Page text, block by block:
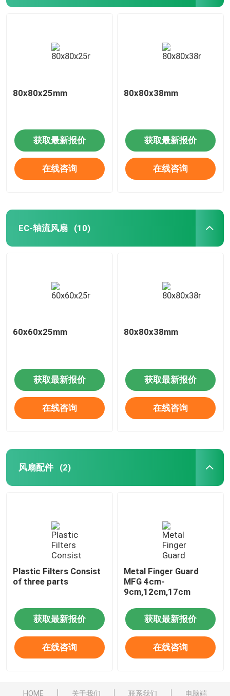
80x80x25mm
获取最新报价
在线咨询
80x80x38mm
获取最新报价
在线咨询
EC-轴流风扇 (10)
60x60x25mm
获取最新报价
在线咨询
80x80x38mm
获取最新报价
在线咨询
风扇配件 (2)
Plastic Filters Consist
of three parts
获取最新报价
在线咨询
Metal Finger Guard
MFG 4cm-
9cm,12cm,17cm
获取最新报价
在线咨询
HOME 关于我们 联系我们 电脑端